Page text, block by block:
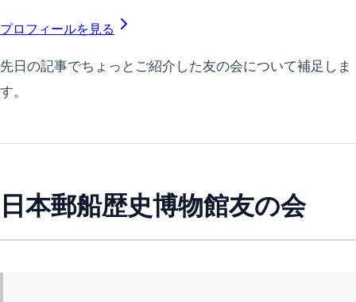
プロフィールを見る
先日の記事でちょっとご紹介した友の会について補足しま
す。
日本郵船歴史博物館友の会